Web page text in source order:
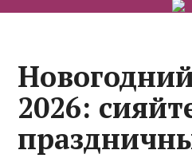
2026: